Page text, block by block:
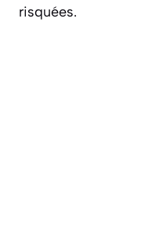
risquées.